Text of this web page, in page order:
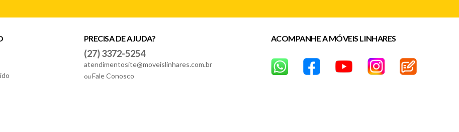
danificado/quebrado, o prazo para solicitar a troca é de até 7 dias corridos após a data da entrega)*
PRECISA DE AJUDA?
(27) 3372-5254
atendimentosite@moveislinhares.com.br
ou Fale Conosco
ACOMPANHE A MÓVEIS LINHARES